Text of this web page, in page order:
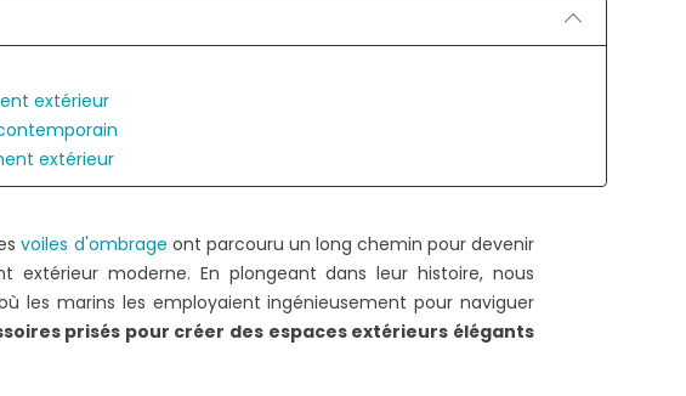
le choix
D'OMBRAGE ?
2709 vues
Lors de l'installation de votre toile
d'ombrage, il est nécessaire de
bien la tendre pour améliorer sa
AUTORISATIONS
PERGOLA ADOSSÉE ?
2124 vues
Pour l'installation des
des carports,
extérieur
extérieur
voiles d'ombrage ont parcouru un long chemin pour devenir
extérieur moderne. En plongeant dans leur histoire, nous
les marins les employaient ingénieusement pour naviguer
prisés pour créer des espaces extérieurs élégants